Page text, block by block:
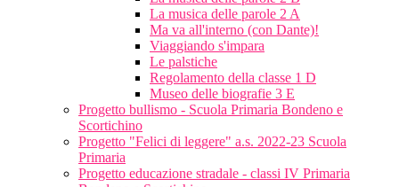
La musica delle parole 2 A
Ma va all'interno (con Dante)!
Viaggiando s'impara
Le palstiche
Regolamento della classe 1 D
Museo delle biografie 3 E
Progetto bullismo - Scuola Primaria Bondeno e
Scortichino
Progetto "Felici di leggere" a.s. 2022-23 Scuola
Primaria
Progetto educazione stradale - classi IV Primaria